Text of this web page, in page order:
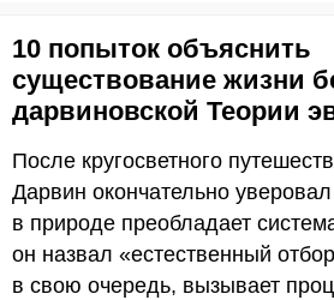
10 попыток объяснить
существование жизни
дарвиновской Теории
После кругосветного
Дарвин окончательно
в природе преобладает
он назвал «естественный
в свою очередь, вызывает